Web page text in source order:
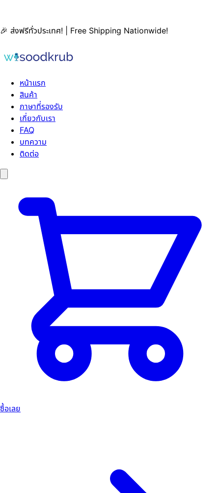
🎉 ส่งฟรีทั่วประเทศ! | Free Shipping Nationwide!
หน้าแรก
สินค้า
ภาษาที่รองรับ
เกี่ยวกับเรา
FAQ
บทความ
ติดต่อ
ซื้อเลย